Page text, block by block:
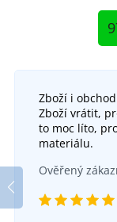
Pánská
Zboží i
Zboží vrátit,
to moc líto,
materiálu.
Ověřený